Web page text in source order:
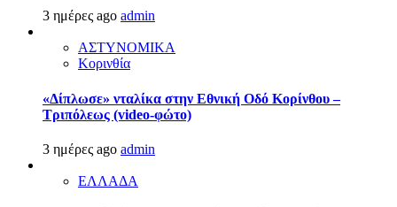
3 ημέρες ago admin
ΑΣΤΥΝΟΜΙΚΑ
Κορινθία
«Δίπλωσε» νταλίκα στην Εθνική Oδό Κορίνθου –
Τριπόλεως (video-φώτο)
3 ημέρες ago admin
ΕΛΛΑΔΑ